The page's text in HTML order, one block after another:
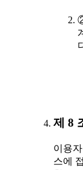
제 8
이용
스에